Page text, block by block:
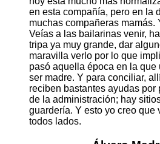
en esta compañía, pero en la
muchas compañeras mamás.
Veías a las bailarinas venir,
tripa ya muy grande, dar
maravilla verlo por lo que
pasó aquella época en la
ser madre. Y para conciliar,
reciben bastantes ayudas por
de la administración; hay
guardería. Y esto yo creo que
todos lados.